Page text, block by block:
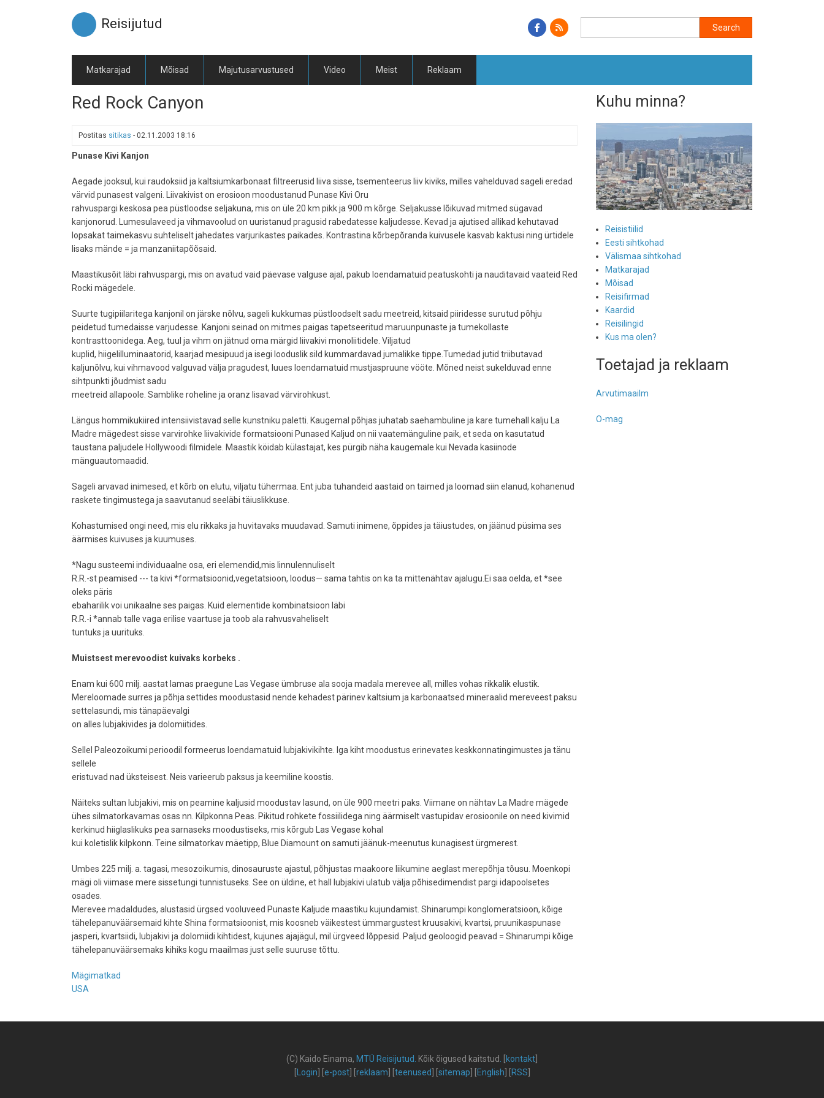
Reisijutud
Matkarajad Mõisad Majutusarvustused Video Meist Reklaam
Red Rock Canyon
Postitas sitikas - 02.11.2003 18:16
Punase Kivi Kanjon
Aegade jooksul, kui raudoksiid ja kaltsiumkarbonaat filtreerusid liiva sisse, tsementeerus liiv kiviks, milles vahelduvad sageli eredad
värvid punasest valgeni. Liivakivist on erosioon moodustanud Punase Kivi Oru
rahvuspargi keskosa pea püstloodse seljakuna, mis on üle 20 km pikk ja 900 m kõrge. Seljakusse lõikuvad mitmed sügavad
kanjonorud. Lumesulaveed ja vihmavoolud on uuristanud pragusid rabedatesse kaljudesse. Kevad ja ajutised allikad kehutavad
lopsakat taimekasvu suhteliselt jahedates varjurikastes paikades. Kontrastina kõrbepõranda kuivusele kasvab kaktusi ning ürtidele
lisaks mände = ja manzaniitapõõsaid.
Maastikusõit läbi rahvuspargi, mis on avatud vaid päevase valguse ajal, pakub loendamatuid peatuskohti ja nauditavaid vaateid Red
Rocki mägedele.
Suurte tugipiilaritega kanjonil on järske nõlvu, sageli kukkumas püstloodselt sadu meetreid, kitsaid piiridesse surutud põhju
peidetud tumedaisse varjudesse. Kanjoni seinad on mitmes paigas tapetseeritud maruunpunaste ja tumekollaste
kontrasttoonidega. Aeg, tuul ja vihm on jätnud oma märgid liivakivi monoliitidele. Viljatud
kuplid, hiigelilluminaatorid, kaarjad mesipuud ja isegi looduslik sild kummardavad jumalikke tippe.Tumedad jutid triibutavad
kaljunõlvu, kui vihmavood valguvad välja pragudest, luues loendamatuid mustjaspruune vööte. Mõned neist sukelduvad enne
sihtpunkti jõudmist sadu
meetreid allapoole. Samblike roheline ja oranz lisavad värvirohkust.
Längus hommikukiired intensiivistavad selle kunstniku paletti. Kaugemal põhjas juhatab saehambuline ja kare tumehall kalju La
Madre mägedest sisse varvirohke liivakivide formatsiooni Punased Kaljud on nii vaatemänguline paik, et seda on kasutatud
taustana paljudele Hollywoodi filmidele. Maastik köidab külastajat, kes pürgib näha kaugemale kui Nevada kasiinode
mänguautomaadid.
Sageli arvavad inimesed, et kõrb on elutu, viljatu tühermaa. Ent juba tuhandeid aastaid on taimed ja loomad siin elanud, kohanenud
raskete tingimustega ja saavutanud seeläbi täiuslikkuse.
Kohastumised ongi need, mis elu rikkaks ja huvitavaks muudavad. Samuti inimene, õppides ja täiustudes, on jäänud püsima ses
äärmises kuivuses ja kuumuses.
*Nagu susteemi individuaalne osa, eri elemendid,mis linnulennuliselt
R.R.-st peamised --- ta kivi *formatsioonid,vegetatsioon, loodus— sama tahtis on ka ta mittenähtav ajalugu.Ei saa oelda, et *see
oleks päris
ebaharilik voi unikaalne ses paigas. Kuid elementide kombinatsioon läbi
R.R.-i *annab talle vaga erilise vaartuse ja toob ala rahvusvaheliselt
tuntuks ja uurituks.
Muistsest merevoodist kuivaks korbeks .
Enam kui 600 milj. aastat lamas praegune Las Vegase ümbruse ala sooja madala merevee all, milles vohas rikkalik elustik.
Mereloomade surres ja põhja settides moodustasid nende kehadest pärinev kaltsium ja karbonaatsed mineraalid mereveest paksu
settelasundi, mis tänapäevalgi
on alles lubjakivides ja dolomiitides.
Sellel Paleozoikumi perioodil formeerus loendamatuid lubjakivikihte. Iga kiht moodustus erinevates keskkonnatingimustes ja tänu
sellele
eristuvad nad üksteisest. Neis varieerub paksus ja keemiline koostis.
Näiteks sultan lubjakivi, mis on peamine kaljusid moodustav lasund, on üle 900 meetri paks. Viimane on nähtav La Madre mägede
ühes silmatorkavamas osas nn. Kilpkonna Peas. Pikitud rohkete fossiilidega ning äärmiselt vastupidav erosioonile on need kivimid
kerkinud hiiglaslikuks pea sarnaseks moodustiseks, mis kõrgub Las Vegase kohal
kui koletislik kilpkonn. Teine silmatorkav mäetipp, Blue Diamount on samuti jäänuk-meenutus kunagisest ürgmerest.
Umbes 225 milj. a. tagasi, mesozoikumis, dinosauruste ajastul, põhjustas maakoore liikumine aeglast merepõhja tõusu. Moenkopi
mägi oli viimase mere sissetungi tunnistuseks. See on üldine, et hall lubjakivi ulatub välja põhisedimendist pargi idapoolsetes
osades.
Merevee madaldudes, alustasid ürgsed vooluveed Punaste Kaljude maastiku kujundamist. Shinarumpi konglomeratsioon, kõige
tähelepanuväärsemaid kihte Shina formatsioonist, mis koosneb väikestest ümmargustest kruusakivi, kvartsi, pruunikaspunase
jasperi, kvartsiidi, lubjakivi ja dolomiidi kihtidest, kujunes ajajägul, mil ürgveed lõppesid. Paljud geoloogid peavad = Shinarumpi kõige
tähelepanuväärsemaks kihiks kogu maailmas just selle suuruse tõttu.
Mägimatkad
USA
Kuhu minna?
Reisistiilid
Eesti sihtkohad
Välismaa sihtkohad
Matkarajad
Mõisad
Reisifirmad
Kaardid
Reisilingid
Kus ma olen?
Toetajad ja reklaam
Arvutimaailm
O-mag
(C) Kaido Einama, MTÜ Reisijutud Kõik õigused kaitstud kontakt
Login e-post] [ reklaam teenused sitemap English RSS